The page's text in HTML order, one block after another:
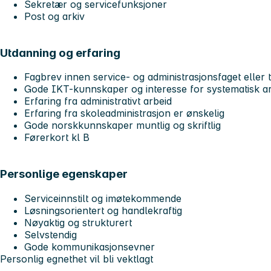
Sekretær og servicefunksjoner
Post og arkiv
Utdanning og erfaring
Fagbrev innen service- og administrasjonsfaget eller
Gode IKT-kunnskaper og interesse for systematisk
Erfaring fra administrativt arbeid
Erfaring fra skoleadministrasjon er ønskelig
Gode norskkunnskaper muntlig og skriftlig
Førerkort kl B
Personlige egenskaper
Serviceinnstilt og imøtekommende
Løsningsorientert og handlekraftig
Nøyaktig og strukturert
Selvstendig
Gode kommunikasjonsevner
Personlig egnethet vil bli vektlagt